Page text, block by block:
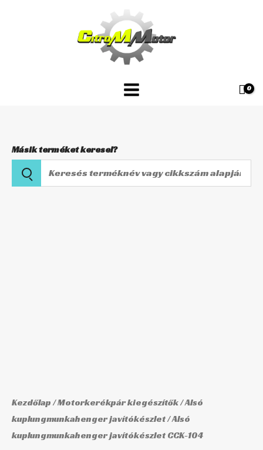
Másik terméket keresel?
Keresés
terméknév
Kezdőlap/Motorkerékpár kiegészítők/Alsó
kuplungmunkahenger javítókészlet/ Alsó
kuplungmunkahenger javítókészlet CCK-104